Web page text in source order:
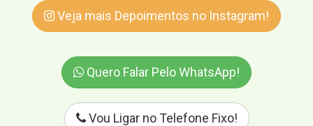
Veja mais Depoimentos no Instagram!
Quero Falar Pelo WhatsApp!
Vou Ligar no Telefone Fixo!